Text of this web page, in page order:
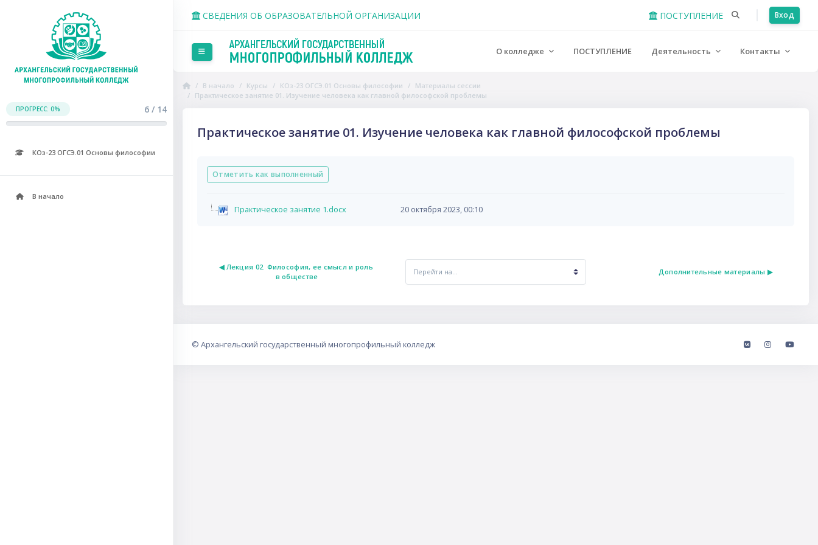
СВЕДЕНИЯ ОБ ОБРАЗОВАТЕЛЬНОЙ ОРГАНИЗАЦИИ ПОСТУПЛЕНИЕ Вход
Боковая панель О колледже ПОСТУПЛЕНИЕ Деятельность Контакты
ПРОГРЕСС: 0% 6 / 14
КОз-23 ОГСЭ.01 Основы философии
В начало
В начало Курсы КОз-23 ОГСЭ.01 Основы философии
Материалы сессии
Практическое занятие 01. Изучение человека как главной философской проблемы
Практическое занятие 01. Изучение человека как главной философской проблемы
Отметить как выполненный
Практическое занятие 1.docx 20 октября 2023, 00:10
◀︎ Лекция 02. Философия, ее смысл и роль
в обществе
Перейти на... Дополнительные материалы ▶︎
© Архангельский государственный многопрофильный колледж